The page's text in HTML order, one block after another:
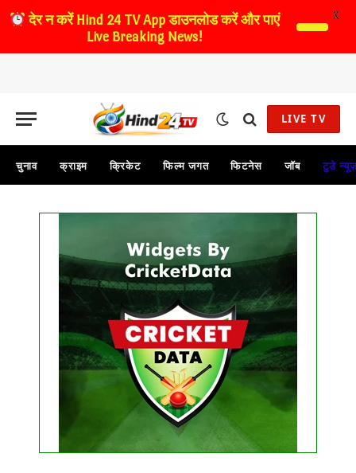
LIVE TV
चुनाव क्राइम क्रिकेट फिल्म जगत फिटनेस जॉब टुडे
FIXTURE
No live matches found.
See recent results
See fixtures
देर न करेंHind 24 TV App डाउनलोड करें और पाएं
Live Breaking News!
X